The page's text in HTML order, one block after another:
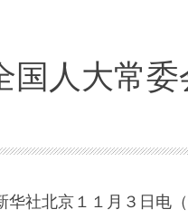
国人大常
社北京１１月３日电（